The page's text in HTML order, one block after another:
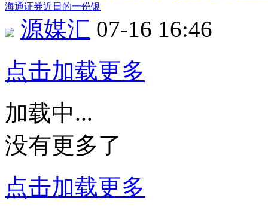
海通证券近日的一份银
源媒汇 07-16 16:46
点击加载更多
加载中...
没有更多了
点击加载更多